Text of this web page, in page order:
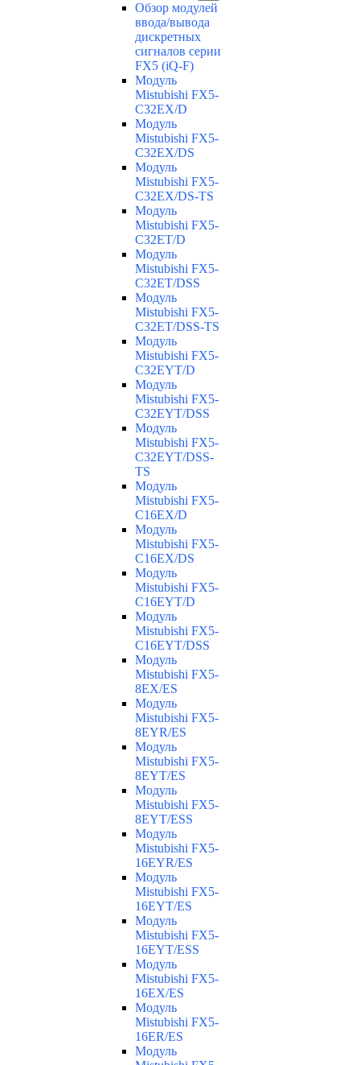
Обзор модулей
ввода/вывода
дискретных
сигналов серии
FX5 (iQ-F)
Модуль
Mistubishi FX5-
C32EX/D
Модуль
Mistubishi FX5-
C32EX/DS
Модуль
Mistubishi FX5-
C32EX/DS-TS
Модуль
Mistubishi FX5-
C32ET/D
Модуль
Mistubishi FX5-
C32ET/DSS
Модуль
Mistubishi FX5-
C32ET/DSS-TS
Модуль
Mistubishi FX5-
C32EYT/D
Модуль
Mistubishi FX5-
C32EYT/DSS
Модуль
Mistubishi FX5-
C32EYT/DSS-
TS
Модуль
Mistubishi FX5-
C16EX/D
Модуль
Mistubishi FX5-
C16EX/DS
Модуль
Mistubishi FX5-
C16EYT/D
Модуль
Mistubishi FX5-
C16EYT/DSS
Модуль
Mistubishi FX5-
8EX/ES
Модуль
Mistubishi FX5-
8EYR/ES
Модуль
Mistubishi FX5-
8EYT/ES
Модуль
Mistubishi FX5-
8EYT/ESS
Модуль
Mistubishi FX5-
16EYR/ES
Модуль
Mistubishi FX5-
16EYT/ES
Модуль
Mistubishi FX5-
16EYT/ESS
Модуль
Mistubishi FX5-
16EX/ES
Модуль
Mistubishi FX5-
16ER/ES
Модуль